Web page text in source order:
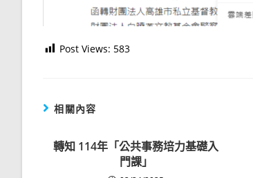
Post Views: 583
相關內容
轉知 114年「公共事務培力基礎入
門課」